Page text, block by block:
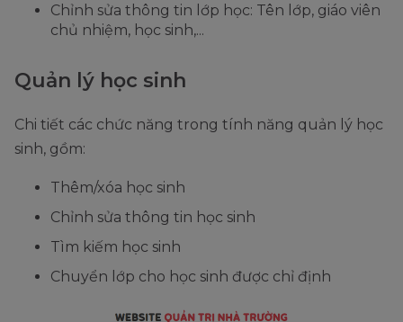
Chỉnh sửa thông tin lớp học: Tên lớp, giáo viên
chủ nhiệm, học sinh,...
Quản lý học sinh
Chi tiết các chức năng trong tính năng quản lý học
sinh, gồm:
Thêm/xóa học sinh
Chỉnh sửa thông tin học sinh
Tìm kiếm học sinh
Chuyển lớp cho học sinh được chỉ định